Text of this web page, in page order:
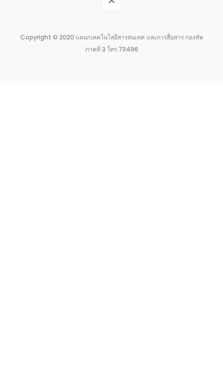
Copyright © 2020 แผนกเทคโนโลยีสารสนเทศ และการสื่อสาร กองทัพ
ภาคที่ 3 โทร 73496